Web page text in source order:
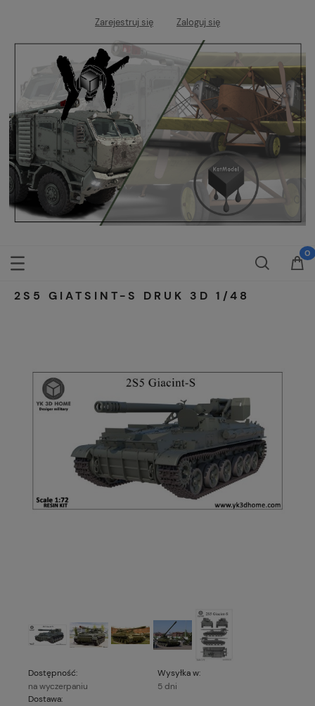
Zarejestruj się Zaloguj się
2S5 GIATSINT-S DRUK 3D 1/48
Dostępność:
na wyczerpaniu
Wysyłka w:
5 dni
Dostawa: